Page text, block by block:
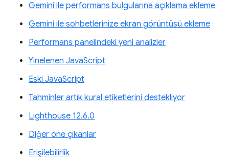
Gemini ile performans bulgularına açıklama ekleme
Gemini ile sohbetlerinize ekran görüntüsü ekleme
Performans panelindeki yeni analizler
Yinelenen JavaScript
Eski JavaScript
Tahminler artık kural etiketlerini destekliyor
Lighthouse 12.6.0
Diğer öne çıkanlar
Erişilebilirlik